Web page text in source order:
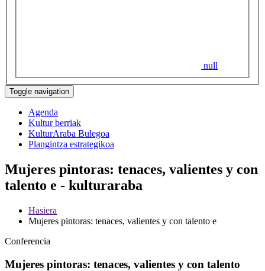
null
Toggle navigation
Agenda
Kultur berriak
KulturAraba Bulegoa
Plangintza estrategikoa
Mujeres pintoras: tenaces, valientes y con
talento e - kulturaraba
Hasiera
Mujeres pintoras: tenaces, valientes y con talento e
Conferencia
Mujeres pintoras: tenaces, valientes y con talento